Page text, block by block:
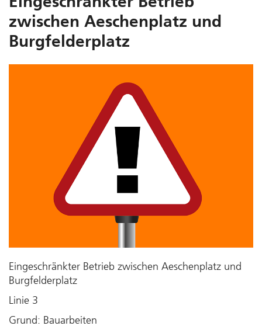
zwischen Aeschenplatz und
Burgfelderplatz
Eingeschränkter Betrieb zwischen Aeschenplatz und
Burgfelderplatz
Linie 3
Grund: Bauarbeiten